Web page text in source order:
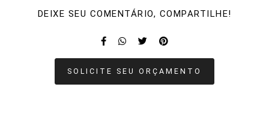
DEIXE SEU COMENTÁRIO, COMPARTILHE!
SOLICITE SEU ORÇAMENTO